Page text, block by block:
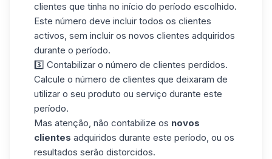
clientes que tinha no início do período escolhido.
Este número deve incluir todos os clientes
activos, sem incluir os novos clientes adquiridos
durante o período.
3️⃣ Contabilizar o número de clientes perdidos.
Calcule o número de clientes que deixaram de
utilizar o seu produto ou serviço durante este
período.
Mas atenção, não contabilize os novos
clientes adquiridos durante este período, ou os
resultados serão distorcidos.